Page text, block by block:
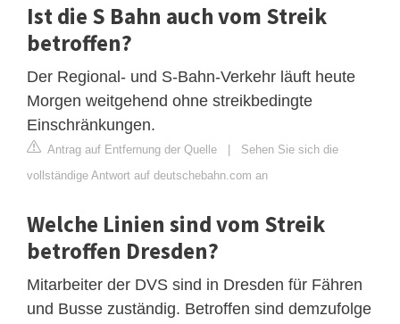
Ist die S Bahn auch vom Streik
betroffen?
Der Regional- und S-Bahn-Verkehr läuft heute
Morgen weitgehend ohne streikbedingte
Einschränkungen.
Antrag auf Entfernung der Quelle | Sehen Sie sich die
vollständige Antwort auf deutschebahn.com an
Welche Linien sind vom Streik
betroffen Dresden?
Mitarbeiter der DVS sind in Dresden für Fähren
und Busse zuständig. Betroffen sind demzufolge